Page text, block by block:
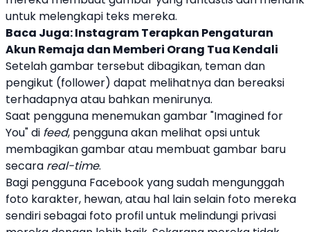
untuk melengkapi teks mereka.
Baca Juga:Instagram Terapkan Pengaturan
Akun Remaja dan Memberi Orang Tua Kendali
Setelah gambar tersebut dibagikan, teman dan
pengikut (follower) dapat melihatnya dan bereaksi
terhadapnya atau bahkan menirunya.
Saat pengguna menemukan gambar "Imagined for
You" di feed, pengguna akan melihat opsi untuk
membagikan gambar atau membuat gambar baru
secara real-time.
Bagi pengguna Facebookyang sudah mengunggah
foto karakter, hewan, atau hal lain selain foto mereka
sendiri sebagai foto profil untuk melindungi privasi